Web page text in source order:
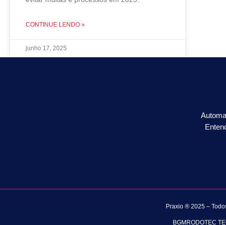
CONTINUE LENDO »
junho 17, 2025
Praxio ® 2025 –
BGMRODOTEC